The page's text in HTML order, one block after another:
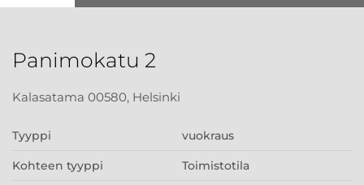
Panimokatu 2
Kalasatama 00580, Helsinki
Tyyppi vuokraus
Kohteen tyyppi Toimistotila